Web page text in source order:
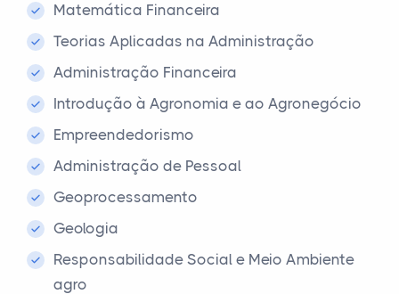
Matemática Financeira
Teorias Aplicadas na Administração
Administração Financeira
Introdução à Agronomia e ao Agronegócio
Empreendedorismo
Administração de Pessoal
Geoprocessamento
Geologia
Responsabilidade Social e Meio Ambiente
agro